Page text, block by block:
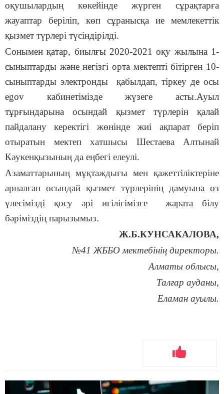
оқушылардың көкейінде жүрген сұрақтарға
жауаптар беріліп, көп сұранысқа ие мемлекеттік
қызмет түрлері түсіндірілді.
Сонымен қатар, биылғы 2020-2021 оқу жылына 1-
сыныптарды және негізгі орта мектепті бітірген 10-
сыныптарды электронды қабылдап, тіркеу де осы
egov кабинетімізде жүзеге асты.Ауыл
тұрғындарына осындай қызмет түрлерін қалай
пайдалану керектігі жөнінде жиі ақпарат беріп
отыратын мектеп хатшысы Шестаева Алтынай
Кәукенқызының да еңбегі елеулі.
Азаматтарының мұқтаждығы мен қажеттіліктеріне
арналған осындай қызмет түрлерінің дамуына өз
үлесімізді қосу әрі игілігімізге жарата білу
бәріміздің парызымыз.
Ж.Б.КУНСАКАЛОВА,
№41 ЖББО мектебінің директоры.
Алматы облысы,
Талғар ауданы,
Еламан ауылы.